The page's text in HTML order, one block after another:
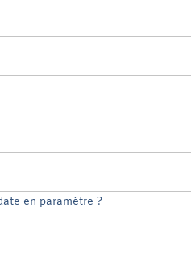
en paramètre ?